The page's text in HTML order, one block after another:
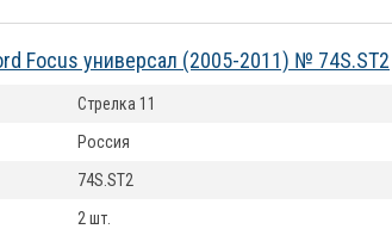
Focus универсал (2005-2011) № 74S.ST2
Стрелка 11
Россия
74S.ST2
2 шт.